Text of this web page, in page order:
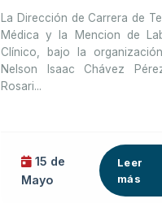
COMO PARTE DE LA
FORMACIÓN
La Dirección de Carrera de
Médica y la Mencion de
Clínico, bajo la
Nelson Isaac Chávez
Rosari...
15 de
Mayo
Leer
más